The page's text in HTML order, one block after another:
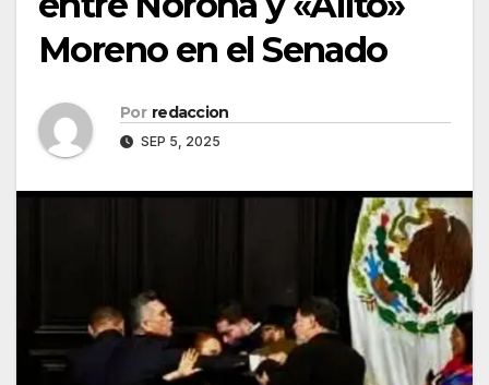
Moreno en el Senado
Por redaccion
SEP 5, 2025